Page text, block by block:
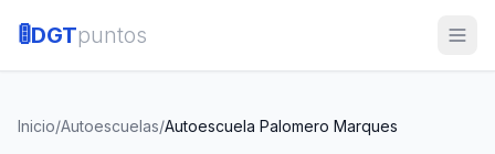
🚦DGTpuntos
Inicio/Autoescuelas/Autoescuela Palomero Marques